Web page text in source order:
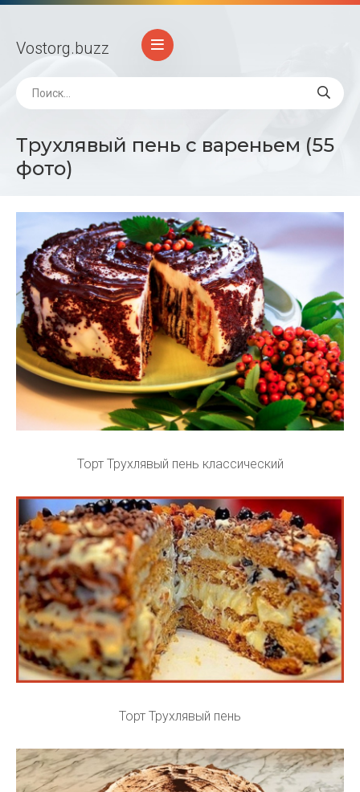
Vostorg.buzz
Трухлявый пень с вареньем (55
фото)
Торт Трухлявый пень классический
Торт Трухлявый пень